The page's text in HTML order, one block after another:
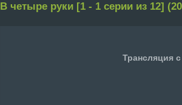
В четыре руки [1 - 1 серии из 12]
Трансляция с